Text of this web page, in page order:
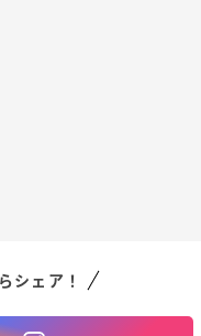
シェア！